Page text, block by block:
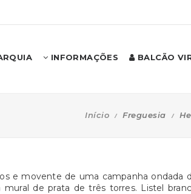
INFORMAÇÕES BALCÃO
Início Freguesia
e movente de uma campanha ondada
de prata de três torres. Listel